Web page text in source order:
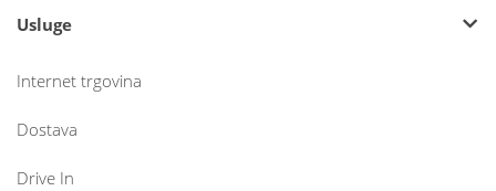
Usluge
Internet trgovina
Dostava
Drive In